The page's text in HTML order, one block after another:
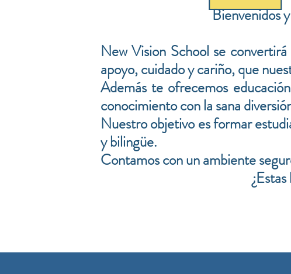
Bienvenidos
New Vision School se
apoyo, cuidado y cariño, que
Además te ofrecemos
conocimiento con la sana
Nuestro objetivo es formar
y bilingüe.
Contamos con un ambiente